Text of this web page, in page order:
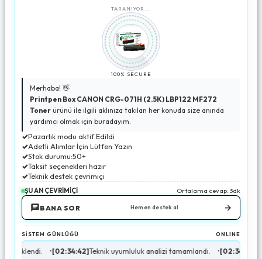
TARANIYOR...
100% SECURE
Merhaba! 👋
Printpen Box CANON CRG-071H (2.5K) LBP122 MF272
Toner ürünü ile ilgili aklınıza takılan her konuda size anında
yardımcı olmak için buradayım.
✓Pazarlık modu aktif Edildi
✓Adetli Alımlar İçin Lütfen Yazın
✓Stok durumu:50+
✓Taksit seçenekleri hazır
✓Teknik destek çevrimiçi
ŞU AN ÇEVRİMİÇİ Ortalama cevap: 3dk
BANA SOR Hemen destek al →
SİSTEM GÜNLÜĞÜ ONLINE
[02:34:42]Teknik uyumluluk analizi tamamlandı. •[02:34:43]Stok